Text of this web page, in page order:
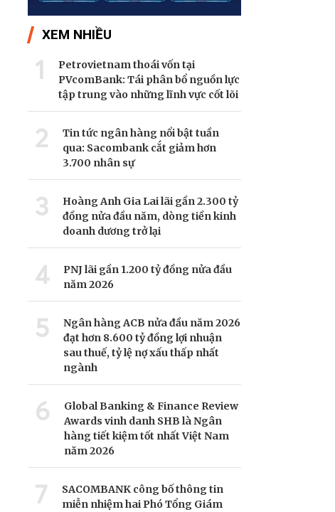
XEM NHIỀU
1
Petrovietnam thoái vốn tại
PVcomBank: Tái phân bổ nguồn lực
tập trung vào những lĩnh vực cốt lõi
2
Tin tức ngân hàng nổi bật tuần
qua: Sacombank cắt giảm hơn
3.700 nhân sự
3
Hoàng Anh Gia Lai lãi gần 2.300 tỷ
đồng nửa đầu năm, dòng tiền kinh
doanh dương trở lại
4
PNJ lãi gần 1.200 tỷ đồng nửa đầu
năm 2026
5
Ngân hàng ACB nửa đầu năm 2026
đạt hơn 8.600 tỷ đồng lợi nhuận
sau thuế, tỷ lệ nợ xấu thấp nhất
ngành
6
Global Banking & Finance Review
Awards vinh danh SHB là Ngân
hàng tiết kiệm tốt nhất Việt Nam
năm 2026
7
SACOMBANK công bố thông tin
miễn nhiệm hai Phó Tổng Giám